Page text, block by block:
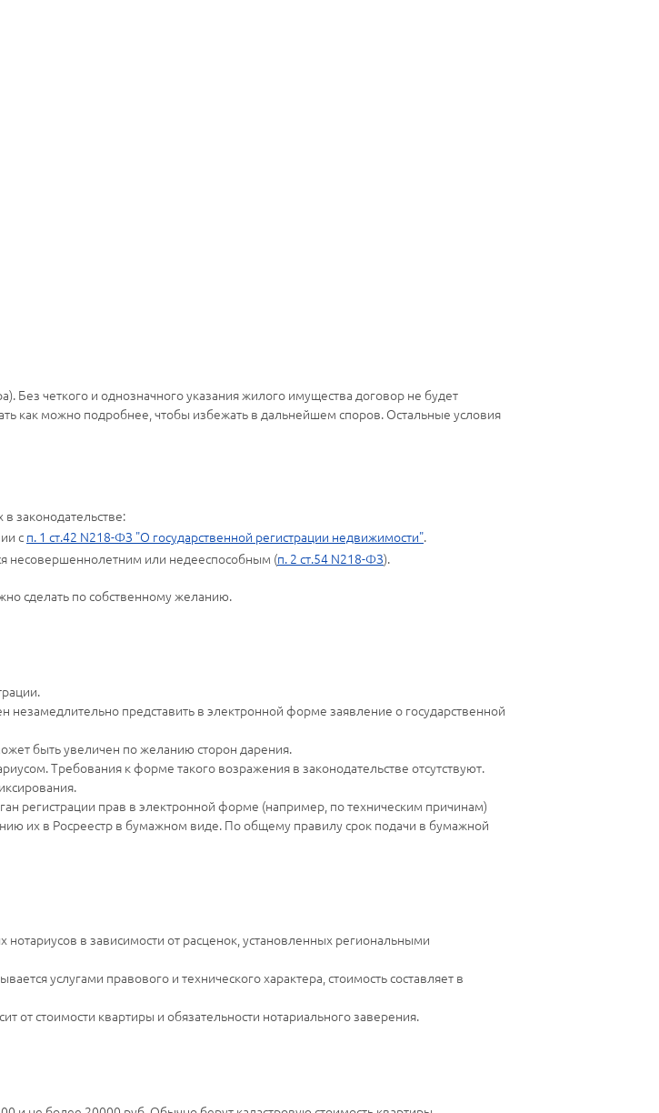
Без четкого и однозначного указания жилого имущества договор не будет
как можно подробнее, чтобы избежать в дальнейшем споров. Остальные условия
законодательстве:
с п. 1 ст.42 N218-ФЗ "О государственной регистрации недвижимости".
несовершеннолетним или недееспособным (п. 2 ст.54 N218-ФЗ).
сделать по собственному желанию.
представить в электронной форме заявление о государственной
быть увеличен по желанию сторон дарения.
Требования к форме такого возражения в законодательстве отсутствуют.
регистрации прав в электронной форме (например, по техническим причинам)
их в Росреестр в бумажном виде. По общему правилу срок подачи в бумажной
в зависимости от расценок, установленных региональными
услугами правового и технического характера, стоимость составляет в
от стоимости квартиры и обязательности нотариального заверения.